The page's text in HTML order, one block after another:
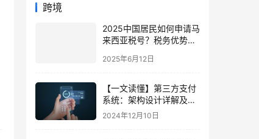
跨境
2025中国居民如何申请马
来西亚税号？税务优势与
2025年6月12日
【一文读懂】第三方支付
系统：架构设计详解及未
来发展趋势
2024年12月10日